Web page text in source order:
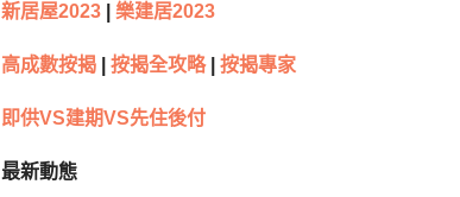
新居屋2023 樂建居2023
高成數按揭 按揭全攻略| 按揭專家
即供VS建期VS先住後付
最新動態